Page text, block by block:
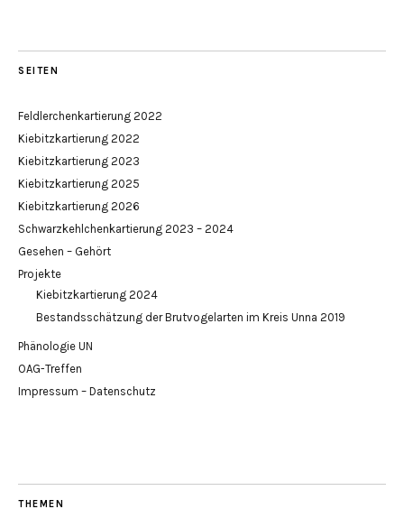
SEITEN
Feldlerchenkartierung 2022
Kiebitzkartierung 2022
Kiebitzkartierung 2023
Kiebitzkartierung 2025
Kiebitzkartierung 2026
Schwarzkehlchenkartierung 2023 – 2024
Gesehen – Gehört
Projekte
Kiebitzkartierung 2024
Bestandsschätzung der Brutvogelarten im Kreis Unna 2019
Phänologie UN
OAG-Treffen
Impressum – Datenschutz
THEMEN